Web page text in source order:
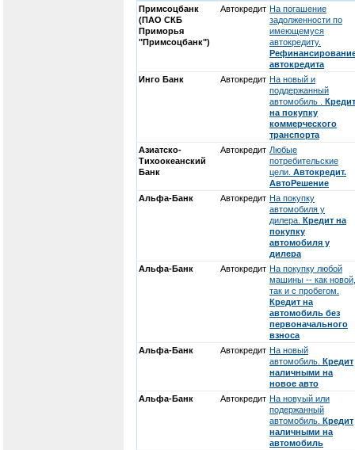
Примсоцбанк
(ПАО СКБ
Приморья
"Примсоцбанк")
Автокредит На погашение
задолженности по
имеющемуся
автокредиту.
автокредита
Инго Банк
Автокредит На новый и
поддержанный
автомобиль . Кредит
на покупку
коммерческого
транспорта
Азиатско-
Тихоокеанский
Банк
Автокредит Любые
потребительские
цели. Автокредит.
АвтоРешение
Альфа-Банк
Автокредит На покупку
автомобиля у
дилера. Кредит на
покупку
автомобиля у
дилера
Альфа-Банк
Автокредит На покупку любой
машины -- как новой,
так и с пробегом.
Кредит на
автомобиль без
первоначального
взноса
Альфа-Банк
Автокредит На новый
автомобиль. Кредит
наличными на
новое авто
Альфа-Банк
Автокредит На новуый или
подержанный
автомобиль. Кредит
наличными на
автомобиль